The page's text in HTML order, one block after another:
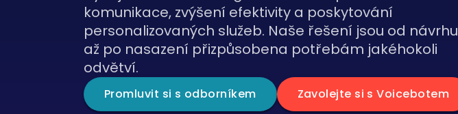
komunikace, zvýšení efektivity a poskytování
personalizovaných služeb. Naše řešení jsou od návrhu
až po nasazení přizpůsobena potřebám jakéhokoli
odvětví.
Promluvit si s odborníkem Zavolejte si s Voicebotem